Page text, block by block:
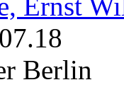
Berlin